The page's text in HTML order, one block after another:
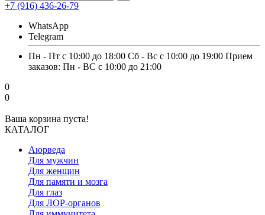
+7 (916) 436-26-79
WhatsApp
Telegram
Пн - Пт с 10:00 до 18:00 Сб - Вс с 10:00 до 19:00 Прием
заказов: Пн - ВС с 10:00 до 21:00
0
0
Ваша корзина пуста!
КАТАЛОГ
Аюрведа
Для мужчин
Для женщин
Для памяти и мозга
Для глаз
Для ЛОР-органов